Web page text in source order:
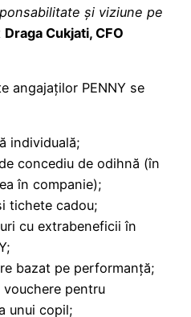
și viziune pe
Draga Cukjati, CFO
angajaților PENNY se
individuală;
concediu de odihnă (în
în companie);
tichete cadou;
cu extrabeneficii în
bazat pe performanță;
pentru
unui copil;